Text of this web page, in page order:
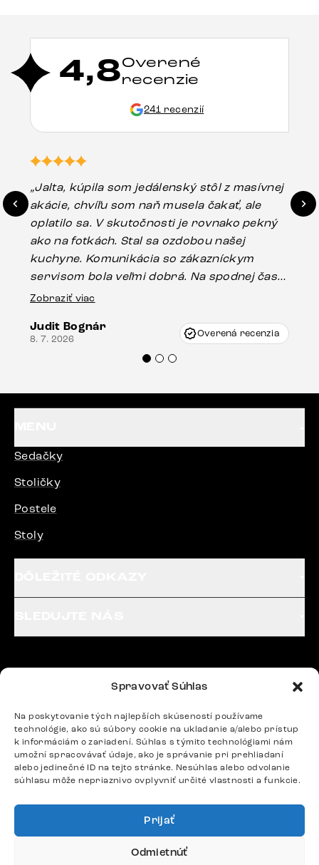
Spravovať Súhlas
Na poskytovanie tých najlepších skúseností používame
technológie, ako sú súbory cookie na ukladanie a/alebo prístup
k informáciám o zariadení. Súhlas s týmito technológiami nám
umožní spracovávať údaje, ako je správanie pri prehliadaní
alebo jedinečné ID na tejto stránke. Nesúhlas alebo odvolanie
súhlasu môže nepriaznivo ovplyvniť určité vlastnosti a funkcie.
Prijať
Odmietnúť
4,8Overené
recenzie
241 recenzií
„Jalta, kúpila som jedálenský stôl z masívnej
akácie, chvíľu som naň musela čakať, ale
oplatilo sa. V skutočnosti je rovnako pekný
ako na fotkách. Stal sa ozdobou našej
kuchyne. Komunikácia so zákazníckym
servisom bola veľmi dobrá. Na spodnej časti
stola bolo malé poškodenie, pravdepodobne
Vincze pri riešení mojej záležitosti pristúpili
veľmi korektne. Odporúčam produkty Delife
Zobraziť viac
Judit Bognár
8. 7. 2026 Overená recenzia
Sedačky
Stoličky
Postele
Stoly
Potrebujete radu? Ozvite sa.
podpora@delife-shop.sk
Odpovedáme do 24 hodín.